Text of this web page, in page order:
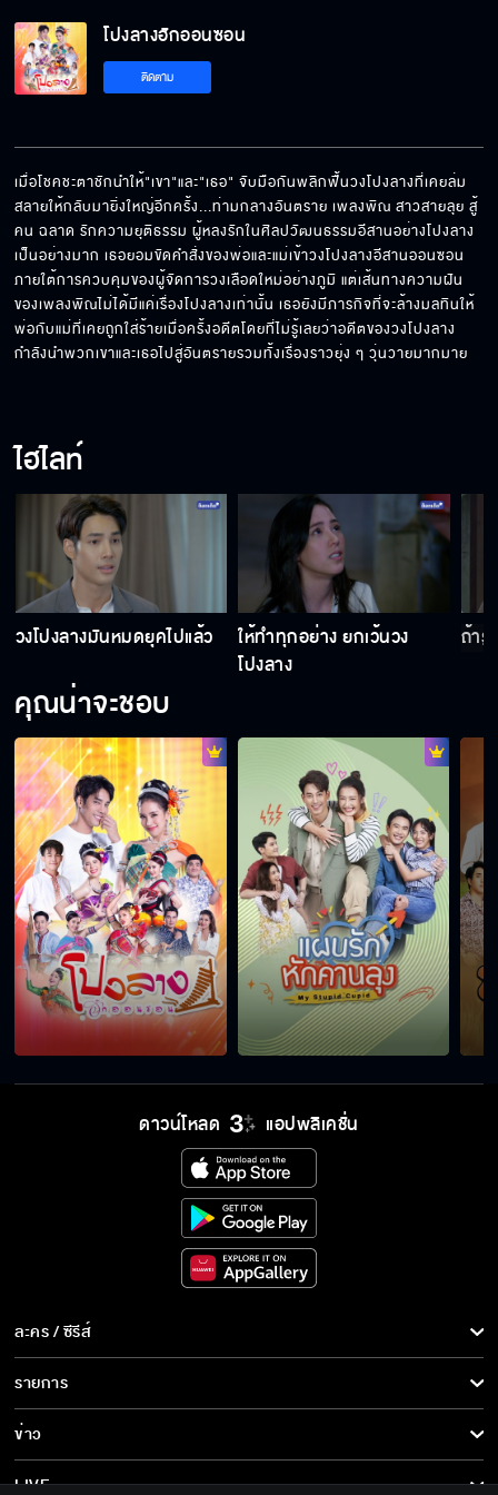
โปงลางฮักออนซอน
ติดตาม
เมื่อโชคชะตาชักนำให้"เขา"และ"เธอ" จับมือกันพลิกฟื้นวงโปงลางที่เคยล่ม
สลายให้กลับมายิ่งใหญ่อีกครั้ง...ท่ามกลางอันตราย เพลงพิณ สาวสายลุย สู้
คน ฉลาด รักความยุติธรรม ผู้หลงรักในศิลปวัฒนธรรมอีสานอย่างโปงลาง
เป็นอย่างมาก เธอยอมขัดคำสั่งของพ่อและแม่เข้าวงโปงลางอีสานออนซอน
ภายใต้การควบคุมของผู้จัดการวงเลือดใหม่อย่างภูมิ แต่เส้นทางความฝัน
ของเพลงพิณไม่ได้มีแค่เรื่องโปงลางเท่านั้น เธอยังมีภารกิจที่จะล้างมลทินให้
พ่อกับแม่ที่เคยถูกใส่ร้ายเมื่อครั้งอดีตโดยที่ไม่รู้เลยว่าอดีตของวงโปงลาง
กำลังนำพวกเขาและเธอไปสู่อันตรายรวมทั้งเรื่องราวยุ่ง ๆ วุ่นวายมากมาย
ไฮไลท์
วงโปงลางมันหมดยุคไปแล้ว
ให้ทำทุกอย่าง ยกเว้นวง
โปงลาง
ถ้ารู้
คุณน่าจะชอบ
ดาวน์โหลด แอปพลิเคชั่น
ละคร / ซีรีส์
ละคร/ซีรีส์
ซีรีส์นานาชาติ
การ์ตูน & เกม
รายการ
รายการทั้งหมด
ข่าว
ข่าวทั้งหมด
LIVE